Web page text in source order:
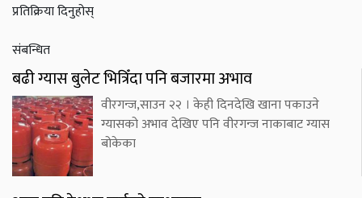
प्रतिक्रिया दिनुहोस्
संबन्धित
बढी ग्यास बुलेट भित्रिँदा पनि बजारमा अभाव
वीरगन्ज,साउन २२ । केही दिनदेखि खाना पकाउने
ग्यासको अभाव देखिए पनि वीरगन्ज नाकाबाट ग्यास
बोकेका